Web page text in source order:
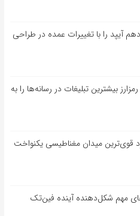
آیپد را با تغییرات عمده در طراحی
بیشترین تبلیغات در رسانه‌ها را به
قوی‌ترین میدان مغناطیسی یکنواخت
مهم شکل‌دهنده آینده فین‌تک